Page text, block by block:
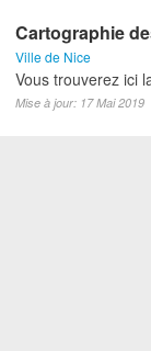
Cartographie
Ville de Nice
Vous trouverez ici
Mise à jour: 17 Mai 2019